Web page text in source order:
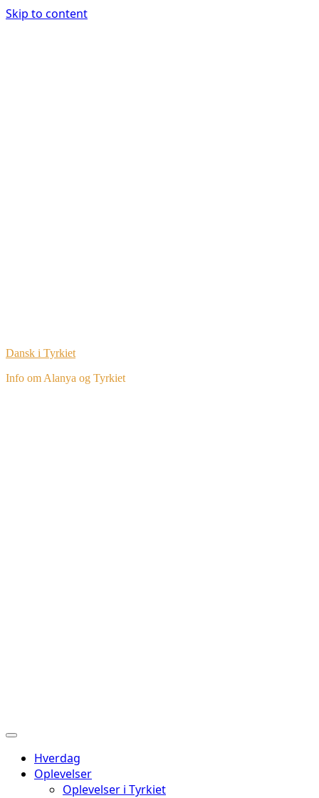
Skip to content
Dansk i Tyrkiet
Info om Alanya og Tyrkiet
Hverdag
Oplevelser
Oplevelser i Tyrkiet